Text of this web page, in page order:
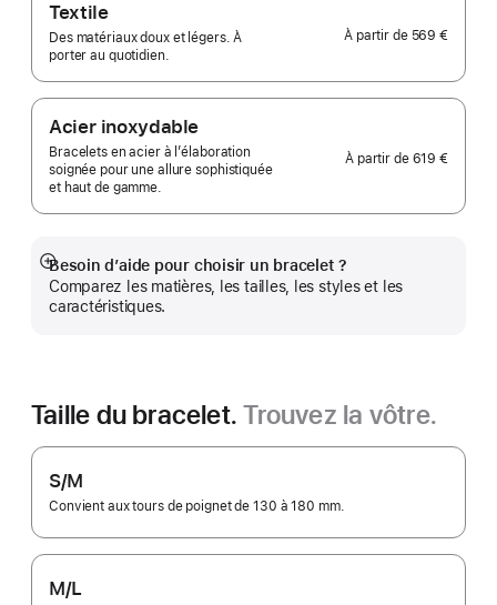
Textile
Des matériaux doux et légers. À
porter au quotidien.
À partir de 569 €
Acier inoxydable
Bracelets en acier à l’élaboration
soignée pour une allure sophistiquée
et haut de gamme.
À partir de 619 €
Besoin d’aide pour choisir un bracelet ?
Comparez les matières, les tailles, les styles et les
caractéristiques.
Afficher
plus
Taille du bracelet.Trouvez la vôtre.
S/M
Convient aux tours de poignet de 130 à 180 mm.
M/L